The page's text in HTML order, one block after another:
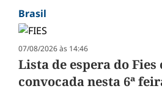
Brasil
07/08/2026 às 14:46
Lista de espera do Fies
convocada nesta 6ª